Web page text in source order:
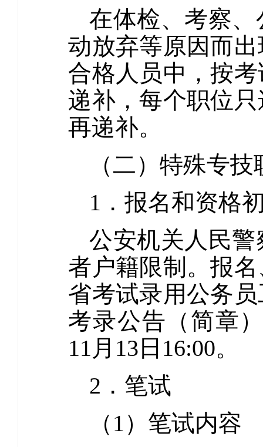
在体检、考察
动放弃等原因而
合格人员中，按
递补，每个职位
再递补。
（二）特殊专
1．报名和资格
公安机关人民
者户籍限制。报
省考试录用公务
考录公告（简章
11月13日16:00。
2．笔试
（1）笔试内容